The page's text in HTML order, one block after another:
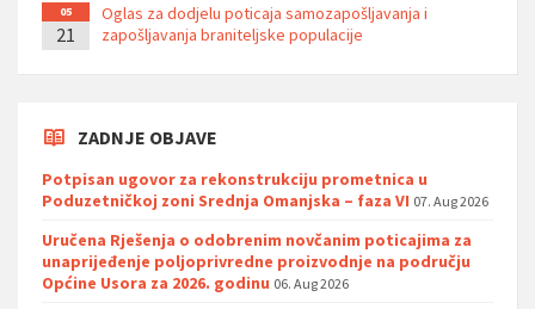
05
21
Oglas za dodjelu poticaja samozapošljavanja i
zapošljavanja braniteljske populacije
ZADNJE OBJAVE
Potpisan ugovor za rekonstrukciju prometnica u
Poduzetničkoj zoni Srednja Omanjska – faza VI 07. Aug 2026
Uručena Rješenja o odobrenim novčanim poticajima za
unaprijeđenje poljoprivredne proizvodnje na području
Općine Usora za 2026. godinu 06. Aug 2026